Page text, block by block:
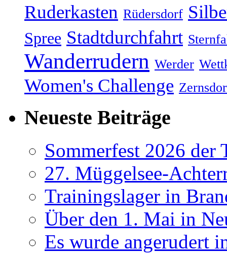
Ruderkasten Rüdersdorf
Spree Stadtdurchfahrt
Wanderrudern Werder
Women's Challenge
Neueste Beiträge
Sommerfest 2026 der
27. Müggelsee-
Trainingslager in
Über den 1. Mai in
Es wurde angerudert